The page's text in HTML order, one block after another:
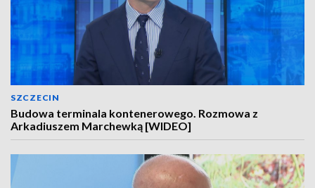
SZCZECIN
Budowa terminala kontenerowego. Rozmowa z
Arkadiuszem Marchewką [WIDEO]